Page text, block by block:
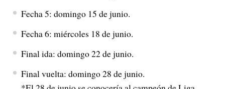
Fecha 5: domingo 15 de junio.
Fecha 6: miércoles 18 de junio.
Final ida: domingo 22 de junio.
Final vuelta: domingo 28 de junio.